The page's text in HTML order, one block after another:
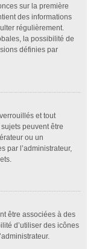
sur la première
des informations
régulièrement.
la possibilité de
définies par
et tout
peuvent être
ou un
par l’administrateur,
être associées à des
d’utiliser des icônes